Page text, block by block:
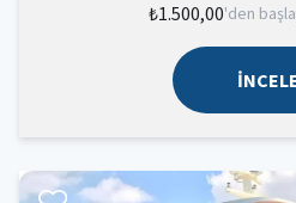
₺1.500,00'den